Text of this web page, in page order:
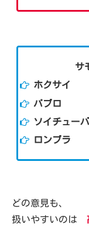
サ
ホクサイ
パブロ
ソイチュー
ロンブラ
どの意見も、
扱いやすいのは